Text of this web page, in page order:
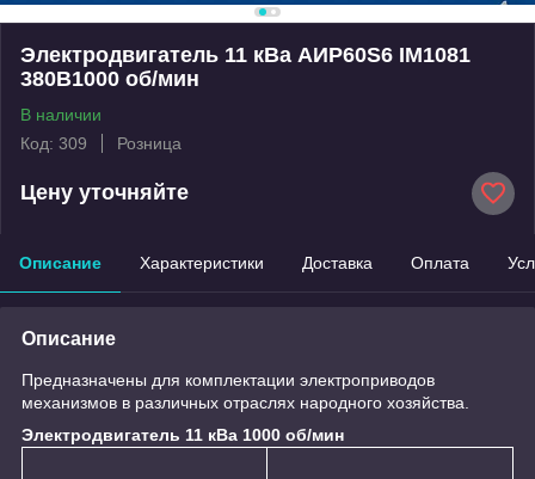
Электродвигатель 11 кВа АИР60S6 IM1081
380B1000 об/мин
В наличии
Код: 309
Розница
Цену уточняйте
Описание Характеристики Доставка Оплата
Описание
Предназначены для комплектации электроприводов
механизмов в различных отраслях народного хозяйства.
Электродвигатель 11 кВа 1000 об/мин